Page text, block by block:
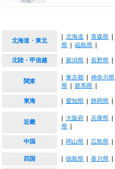
北海道・東北
北海道 青森県
県
福島県
北陸・甲信越 新潟県 長野県
関東
東京都 神奈川県
県
群馬県
東海 愛知県 静岡県
近畿
大阪府 兵庫県
県
中国 岡山県 広島県
四国 徳島県 香川県